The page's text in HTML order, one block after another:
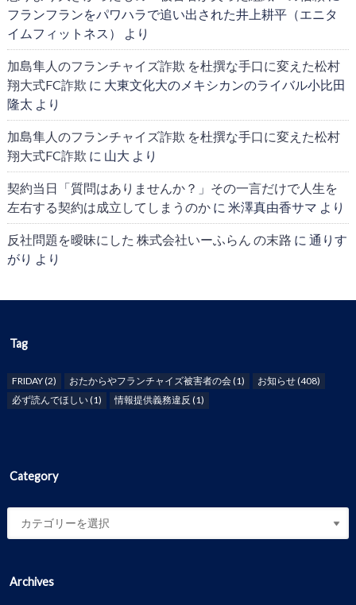
フランフランをパワハラで追い出された井上耕平（エニタ
イムフィットネス）
より
加島隼人のフランチャイズ詐欺 を杜撰な手口に変えた松村
翔大式FC詐欺 に 大東文化大のメキシカンのライバル小比田
隆太 より
加島隼人のフランチャイズ詐欺 を杜撰な手口に変えた松村
翔大式FC詐欺 に 山大 より
契約当日「質問はありませんか？」その一言だけで人生を
左右する契約は成立してしまうのかに 米澤真由香サマ より
反社問題を曖昧にした 株式会社いーふらん の末路 に 通りす
がり より
Tag
FRIDAY(2) おたからやフランチャイズ被害者の会(1) お知らせ(408)
必ず読んでほしい(1) 情報提供義務違反 (1)
Category
Archives